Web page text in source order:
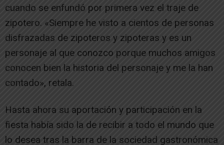
cuando se enfundó por primera vez el traje de
zipotero. «Siempre he visto a cientos de personas
disfrazadas de zipoteros y zipoteras y es un
personaje al que conozco porque muchos amigos
conocen bien la historia del personaje y me la han
contado», retala.
Hasta ahora su aportación y participación en la
fiesta había sido la de recibir a todo el mundo que
lo desea tras la barra de la sociedad gastronómica